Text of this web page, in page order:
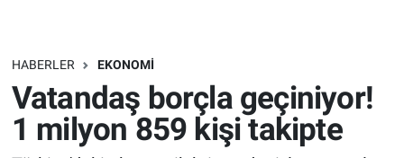
HABERLER EKONOMI
Vatandaş borçla geçiniyor!
1 milyon 859 kişi takipte
Bilim turu
Bilim ve Teknoloji Evreni
Dünya
Teknoloji
Trafik Durumu
Süper Lig Puan Durumu ve Fikstür